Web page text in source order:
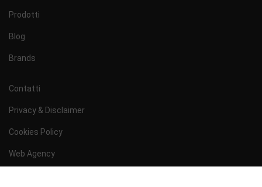
Prodotti
Blog
Brands
Contatti
Privacy & Disclaimer
Cookies Policy
Web Agency